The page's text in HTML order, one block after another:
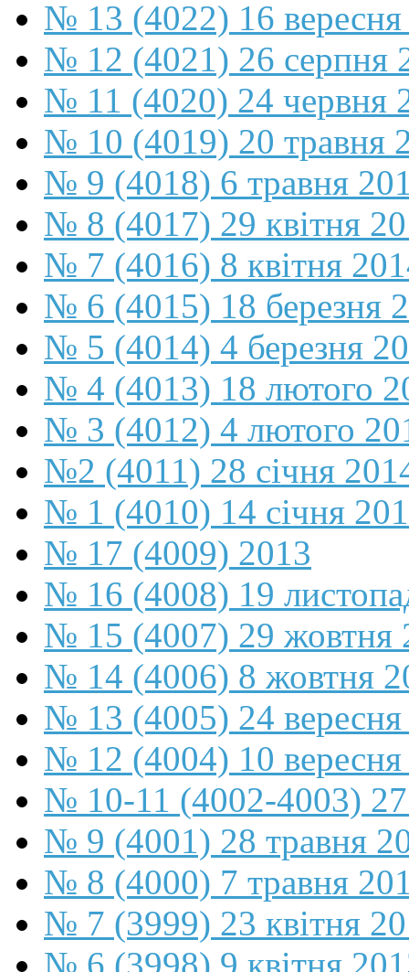
№ 13 (4022) 16
№ 12 (4021) 26 серпня
№ 11 (4020) 24 червня
№ 10 (4019) 20 травня
№ 9 (4018) 6 травня
№ 8 (4017) 29 квітня
№ 7 (4016) 8 квітня
№ 6 (4015) 18 березня
№ 5 (4014) 4 березня
№ 4 (4013) 18 лютого
№ 3 (4012) 4 лютого
№2 (4011) 28 січня
№ 1 (4010) 14 січня
№ 17 (4009) 2013
№ 16 (4008) 19
№ 15 (4007) 29 жовтня
№ 14 (4006) 8 жовтня
№ 13 (4005) 24
№ 12 (4004) 10
№ 10-11 (4002-4003)
№ 9 (4001) 28 травня
№ 8 (4000) 7 травня
№ 7 (3999) 23 квітня
№ 6 (3998) 9 квітня